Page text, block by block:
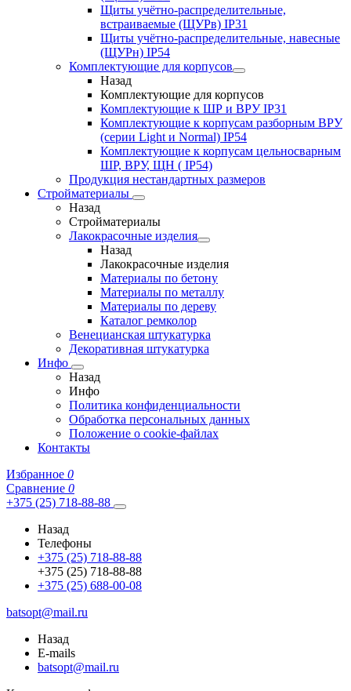
Щиты учётно-распределительные,
встраиваемые (ЩУРв) IP31
Щиты учётно-распределительные, навесные
(ЩУРн) IP54
Комплектующие для корпусов
Назад
Комплектующие для корпусов
Комплектующие к ШР и ВРУ IP31
Комплектующие к корпусам разборным ВРУ
(серии Light и Normal) IP54
Комплектующие к корпусам цельносварным
ШР, ВРУ, ЩН ( IP54)
Продукция нестандартных размеров
Стройматериалы
Назад
Стройматериалы
Лакокрасочные изделия
Назад
Лакокрасочные изделия
Материалы по бетону
Материалы по металлу
Материалы по дереву
Каталог ремколор
Венецианская штукатурка
Декоративная штукатурка
Инфо
Назад
Инфо
Политика конфиденциальности
Обработка персональных данных
Положение о cookie-файлах
Контакты
Избранное 0
Сравнение 0
+375 (25) 718-88-88
Назад
Телефоны
+375 (25) 718-88-88
+375 (25) 718-88-88
+375 (25) 688-00-08
batsopt@mail.ru
Назад
E-mails
batsopt@mail.ru